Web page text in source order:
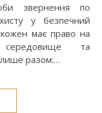
звернення по
у безпечний
кожен має право на
середовище та
лише разом:…